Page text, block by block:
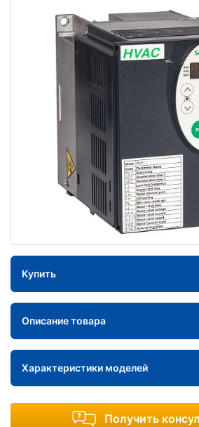
Купить
Описание товара
Характеристики моделей
Получить